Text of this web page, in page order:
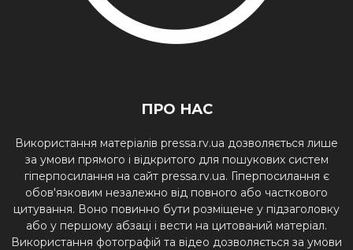
ПРО НАС
Використання матеріалів pressa.rv.ua дозволяється лише
за умови прямого і відкритого для пошукових систем
гіперпосилання на сайт pressa.rv.ua. Гіперпосилання є
обов'язковим незалежно від повного або часткового
цитування. Воно повинно бути розміщене у підзаголовку
або у першому абзаці і вести на цитований матеріал.
Використання фотографій та відео дозволяється за умови